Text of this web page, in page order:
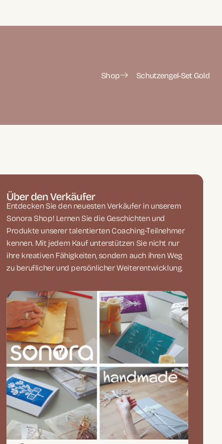
Shop Schutzengel-Set Gold
Über den Verkäufer
Entdecken Sie den neuesten Verkäufer in unserem
Sonora Shop! Lernen Sie die Geschichten und
Produkte unserer talentierten Coaching-Teilnehmer
kennen. Mit jedem Kauf unterstützen Sie nicht nur
ihre kreativen Fähigkeiten, sondern auch ihren Weg
zu beruflicher und persönlicher Weiterentwicklung.